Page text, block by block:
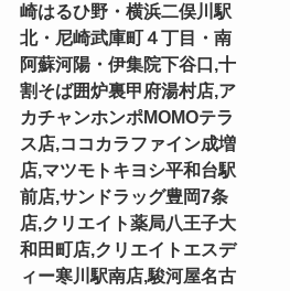
崎はるひ野・横浜二俣川駅
北・尼崎武庫町４丁目・南
阿蘇河陽・伊集院下谷口,十
割そば囲炉裏甲府湯村店,ア
カチャンホンポMOMOテラ
ス店,ココカラファイン成増
店,マツモトキヨシ平和台駅
前店,サンドラッグ豊岡7条
店,クリエイト薬局八王子大
和田町店,クリエイトエスデ
ィー寒川駅南店,駿河屋名古